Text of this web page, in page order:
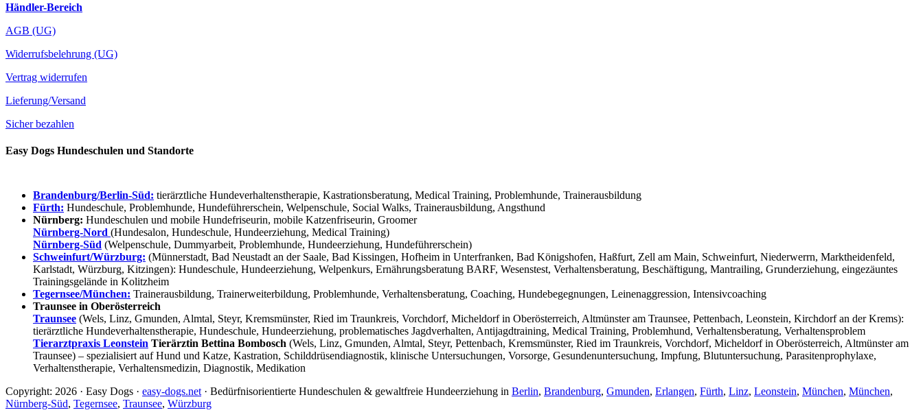
Händler-Bereich
AGB (UG)
Widerrufsbelehrung (UG)
Vertrag widerrufen
Lieferung/Versand
Sicher bezahlen
Easy Dogs Hundeschulen und Standorte
Brandenburg/Berlin-Süd: tierärztliche Hundeverhaltenstherapie, Kastrationsberatung, Medical Training, Problemhunde, Trainerausbildung
Fürth: Hundeschule, Problemhunde, Hundeführerschein, Welpenschule, Social Walks, Trainerausbildung, Angsthund
Nürnberg: Hundeschulen und mobile Hundefriseurin, mobile Katzenfriseurin, Groomer
Nürnberg-Nord (Hundesalon, Hundeschule, Hundeerziehung, Medical Training)
Nürnberg-Süd (Welpenschule, Dummyarbeit, Problemhunde, Hundeerziehung, Hundeführerschein)
Schweinfurt/Würzburg: (Münnerstadt, Bad Neustadt an der Saale, Bad Kissingen, Hofheim in Unterfranken, Bad Königshofen, Haßfurt, Zell am Main, Schweinfurt, Niederwerrn, Marktheidenfeld,
Karlstadt, Würzburg, Kitzingen): Hundeschule, Hundeerziehung, Welpenkurs, Ernährungsberatung BARF, Wesenstest, Verhaltensberatung, Beschäftigung, Mantrailing, Grunderziehung, eingezäuntes
Trainingsgelände in Kolitzheim
Tegernsee/München: Trainerausbildung, Trainerweiterbildung, Problemhunde, Verhaltensberatung, Coaching, Hundebegegnungen, Leinenaggression, Intensivcoaching
Traunsee in Oberösterreich
Traunsee (Wels, Linz, Gmunden, Almtal, Steyr, Kremsmünster, Ried im Traunkreis, Vorchdorf, Micheldorf in Oberösterreich, Altmünster am Traunsee, Pettenbach, Leonstein, Kirchdorf an der Krems):
tierärztliche Hundeverhaltenstherapie, Hundeschule, Hundeerziehung, problematisches Jagdverhalten, Antijagdtraining, Medical Training, Problemhund, Verhaltensberatung, Verhaltensproblem
Tierarztpraxis Leonstein Tierärztin Bettina Bombosch (Wels, Linz, Gmunden, Almtal, Steyr, Pettenbach, Kremsmünster, Ried im Traunkreis, Vorchdorf, Micheldorf in Oberösterreich, Altmünster am
Traunsee) – spezialisiert auf Hund und Katze, Kastration, Schilddrüsendiagnostik, klinische Untersuchungen, Vorsorge, Gesundenuntersuchung, Impfung, Blutuntersuchung, Parasitenprophylaxe,
Verhaltenstherapie, Verhaltensmedizin, Diagnostik, Medikation
Copyright: 2026 · Easy Dogs · easy-dogs.net · Bedürfnisorientierte Hundeschulen & gewaltfreie Hundeerziehung in Berlin, Brandenburg, Gmunden, Erlangen, Fürth, Linz, Leonstein, München, München,
Nürnberg-Süd, Tegernsee, Traunsee, Würzburg